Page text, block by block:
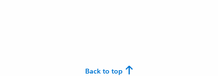
Back to top